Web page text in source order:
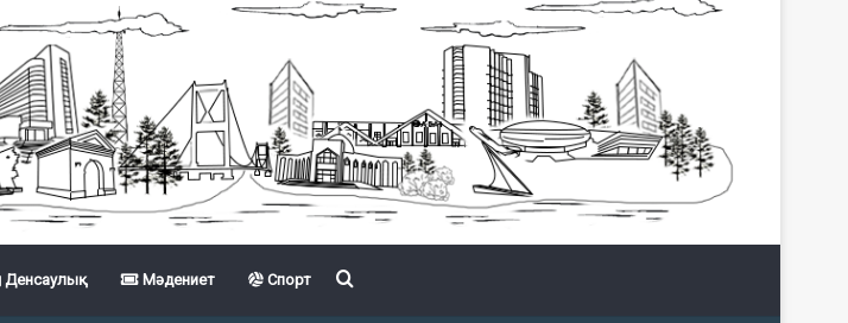
Денсаулық Мәдениет Спорт